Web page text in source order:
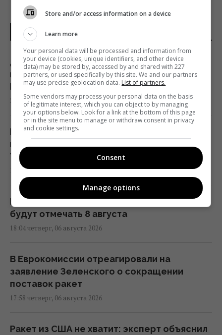
НОВОСТИ УКРАИНЫ
Добраться на "ноль" становится
практически невозможной задачей, –
Business Insider
20:18 четверг, 06 августа 2026
В Польше заговорили о возможности
перехвата российских ракет над
Украиной, - PAP
19:35 четверг, 06 августа 2026
В Украине появится новый праздник: что
будут отмечать 8 августа
18:04 четверг, 06 августа 2026
В Еврокомиссии отреагировали на
заявление Зеленского о сокращении
поставок ракет
17:58 четверг, 06 августа 2026
Ракет из США не хватит: эксперт объяснил
Store and/or access information on a device
Learn more
Your personal data will be processed and information from
your device (cookies, unique identifiers, and other device
data) may be stored by, accessed by and shared with 227
partners, or used specifically by this site. We and our partners
may use precise geolocation data. List of partners.
Some vendors may process your personal data on the basis
of legitimate interest, which you can object to by managing
your options below. Look for a link at the bottom of this page
or in the site menu to manage or withdraw consent in privacy
and cookie settings.
Consent
Manage options